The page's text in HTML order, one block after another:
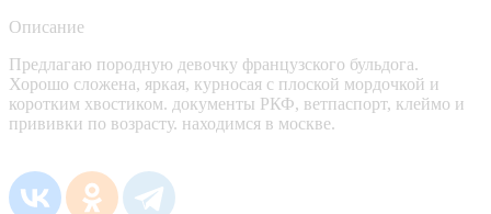
Описание
Предлагаю породную девочку французского бульдога.
Хорошо сложена, яркая, курносая с плоской мордочкой и
коротким хвостиком. документы РКФ, ветпаспорт, клеймо и
прививки по возрасту. находимся в москве.